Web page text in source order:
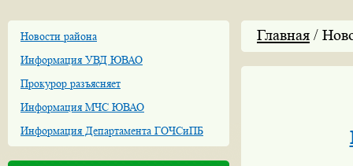
Новости района
Информация УВД ЮВАО
Прокурор разъясняет
Информация МЧС ЮВАО
Информация Департамента ГОЧСиПБ
Главная /